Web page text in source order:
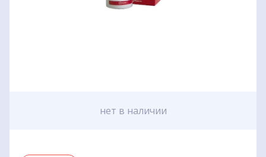
нет в наличии